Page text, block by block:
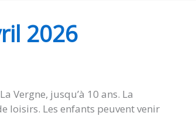
2026
Vergne, jusqu’à 10 ans. La
loisirs. Les enfants peuvent venir